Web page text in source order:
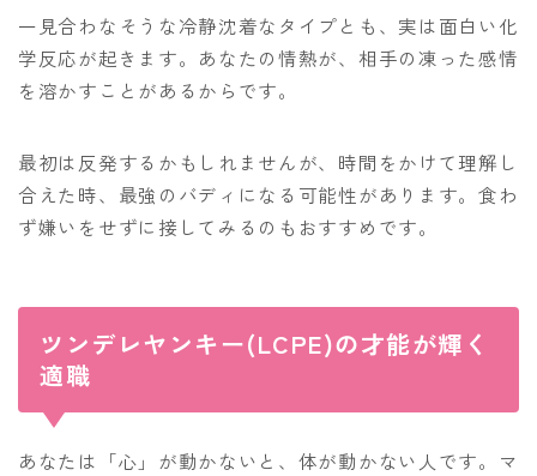
一見合わなそうな冷静沈着なタイプとも、実は面白い化
学反応が起きます。あなたの情熱が、相手の凍った感情
を溶かすことがあるからです。
最初は反発するかもしれませんが、時間をかけて理解し
合えた時、最強のバディになる可能性があります。食わ
ず嫌いをせずに接してみるのもおすすめです。
ツンデレヤンキー(LCPE)の才能が輝く
適職
あなたは「心」が動かないと、体が動かない人です。マ